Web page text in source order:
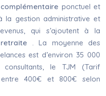
ponctuel et
la gestion administrative et
qui s’ajoutent à la
retraite . La moyenne des
est d’environ 35 000
le TJM (Tarif
400€ et 800€ selon